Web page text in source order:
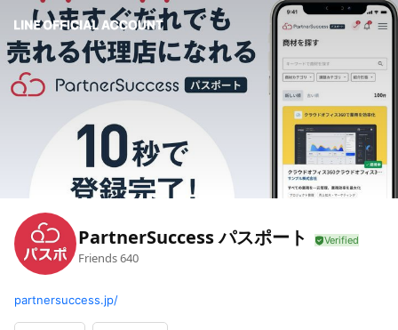
PartnerSuccess パスポート
Friends640
partnersuccess.jp/